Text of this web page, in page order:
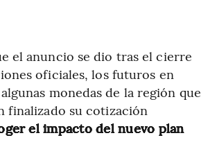
el anuncio se dio tras el cierre
oficiales, los futuros en
monedas de la región que
finalizado su cotización
el impacto del nuevo plan